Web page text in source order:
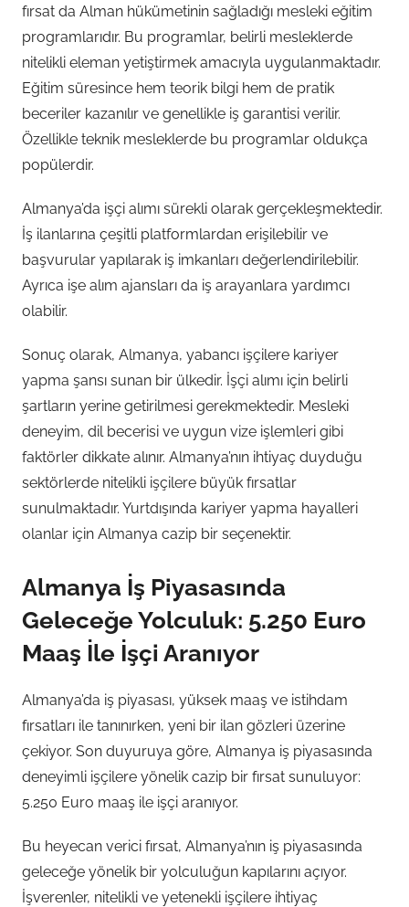
fırsat da Alman hükümetinin sağladığı mesleki eğitim
programlarıdır. Bu programlar, belirli mesleklerde
nitelikli eleman yetiştirmek amacıyla uygulanmaktadır.
Eğitim süresince hem teorik bilgi hem de pratik
beceriler kazanılır ve genellikle iş garantisi verilir.
Özellikle teknik mesleklerde bu programlar oldukça
popülerdir.
Almanya’da işçi alımı sürekli olarak gerçekleşmektedir.
İş ilanlarına çeşitli platformlardan erişilebilir ve
başvurular yapılarak iş imkanları değerlendirilebilir.
Ayrıca işe alım ajansları da iş arayanlara yardımcı
olabilir.
Sonuç olarak, Almanya, yabancı işçilere kariyer
yapma şansı sunan bir ülkedir. İşçi alımı için belirli
şartların yerine getirilmesi gerekmektedir. Mesleki
deneyim, dil becerisi ve uygun vize işlemleri gibi
faktörler dikkate alınır. Almanya’nın ihtiyaç duyduğu
sektörlerde nitelikli işçilere büyük fırsatlar
sunulmaktadır. Yurtdışında kariyer yapma hayalleri
olanlar için Almanya cazip bir seçenektir.
Almanya İş Piyasasında
Geleceğe Yolculuk: 5.250 Euro
Maaş İle İşçi Aranıyor
Almanya’da iş piyasası, yüksek maaş ve istihdam
fırsatları ile tanınırken, yeni bir ilan gözleri üzerine
çekiyor. Son duyuruya göre, Almanya iş piyasasında
deneyimli işçilere yönelik cazip bir fırsat sunuluyor:
5.250 Euro maaş ile işçi aranıyor.
Bu heyecan verici fırsat, Almanya’nın iş piyasasında
geleceğe yönelik bir yolculuğun kapılarını açıyor.
İşverenler, nitelikli ve yetenekli işçilere ihtiyaç